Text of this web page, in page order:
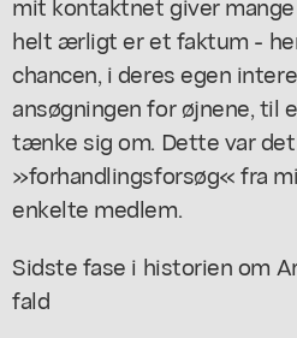
helt ærligt er et faktum -
chancen, i deres egen
ansøgningen for øjnene, til
tænke sig om. Dette var
»forhandlingsforsøg« fra
enkelte medlem.
Sidste fase i historien om
fald